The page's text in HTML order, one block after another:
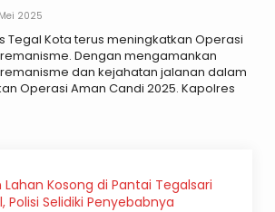
2025
Tegal Kota terus meningkatkan Operasi
Dengan mengamankan
dan kejahatan jalanan dalam
Operasi Aman Candi 2025. Kapolres
Lahan Kosong di Pantai Tegalsari
Polisi Selidiki Penyebabnya